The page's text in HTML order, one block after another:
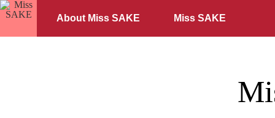
About Miss SAKE Miss SAKE